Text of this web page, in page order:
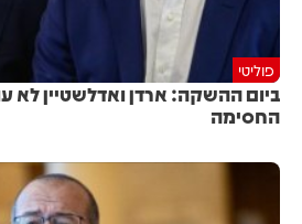
פוליטי
ביום ההשקה: ארדן ואדלשטיין לא
החסימה